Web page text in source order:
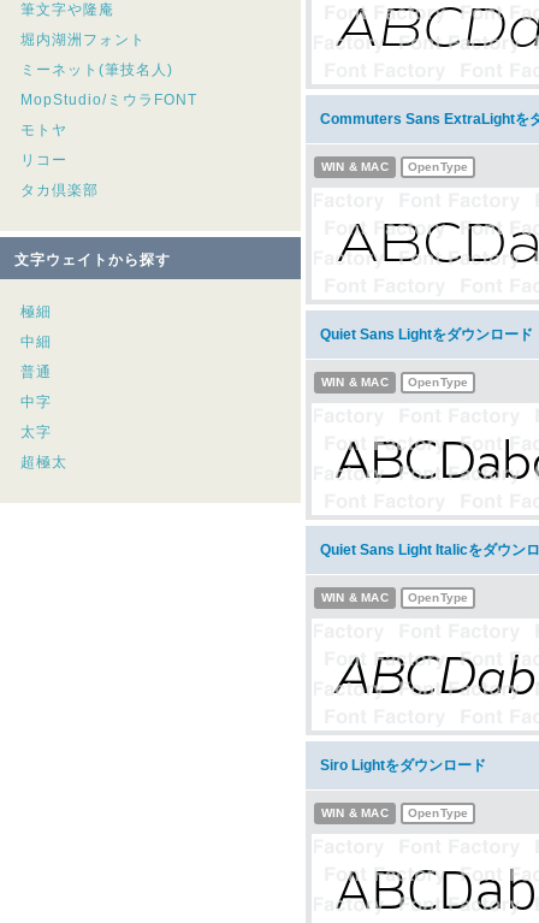
筆文字や隆庵
堀内湖洲フォント
ミーネット(筆技名人)
MopStudio/ミウラFONT
モトヤ
リコー
タカ倶楽部
文字ウェイトから探す
極細
中細
普通
中字
太字
超極太
Commuters Sans ExtraLightを
WIN & MAC OpenType
Quiet Sans Lightをダウンロード
WIN & MAC OpenType
Quiet Sans Light Italicをダウン
WIN & MAC OpenType
Siro Lightをダウンロード
WIN & MAC OpenType